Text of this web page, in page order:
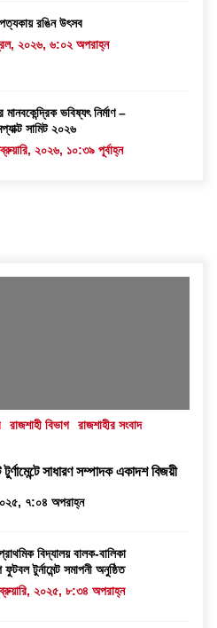
রঙিন উৎসব
২০২৬, ৬:০২ অপরাহ্ন
ভবিষ্যৎ নির্মাণ –
সামিট ২০২৬
২০২৬, ১০:৩৯ পূর্বাহ্ন
রাজশাহী বিভাগ
রাজশাহীর সংবাদ
সাধারণ সম্পাদক একাদশ বিজয়ী
৭:০৪ অপরাহ্ন
বিদ্যালয় বালক-বালিকা
ফুটবল টুর্নামেন্ট সমাপনী অনুষ্ঠিত
২০২৫, ৮:৩৪ অপরাহ্ন